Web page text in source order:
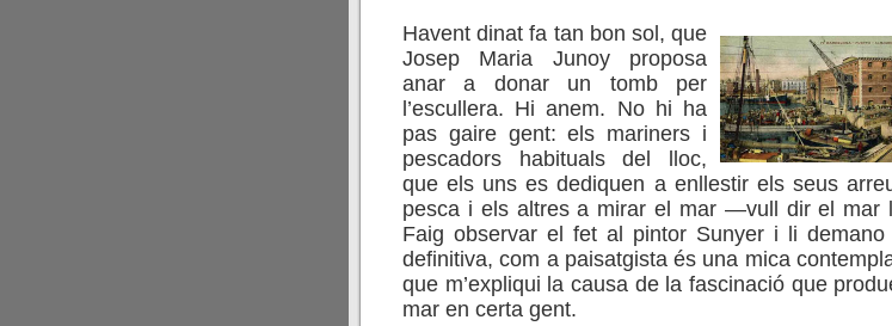
Havent dinat fa tan bon sol, que
Josep Maria Junoy proposa
anar a donar un tomb per
l’escullera. Hi anem. No hi ha
pas gaire gent: els mariners i
pescadors habituals del lloc,
que els uns es dediquen a enllestir els seus
pesca i els altres a mirar el mar —vull dir el mar
Faig observar el fet al pintor Sunyer i li
definitiva, com a paisatgista és una mica
que m’expliqui la causa de la fascinació que
mar en certa gent.